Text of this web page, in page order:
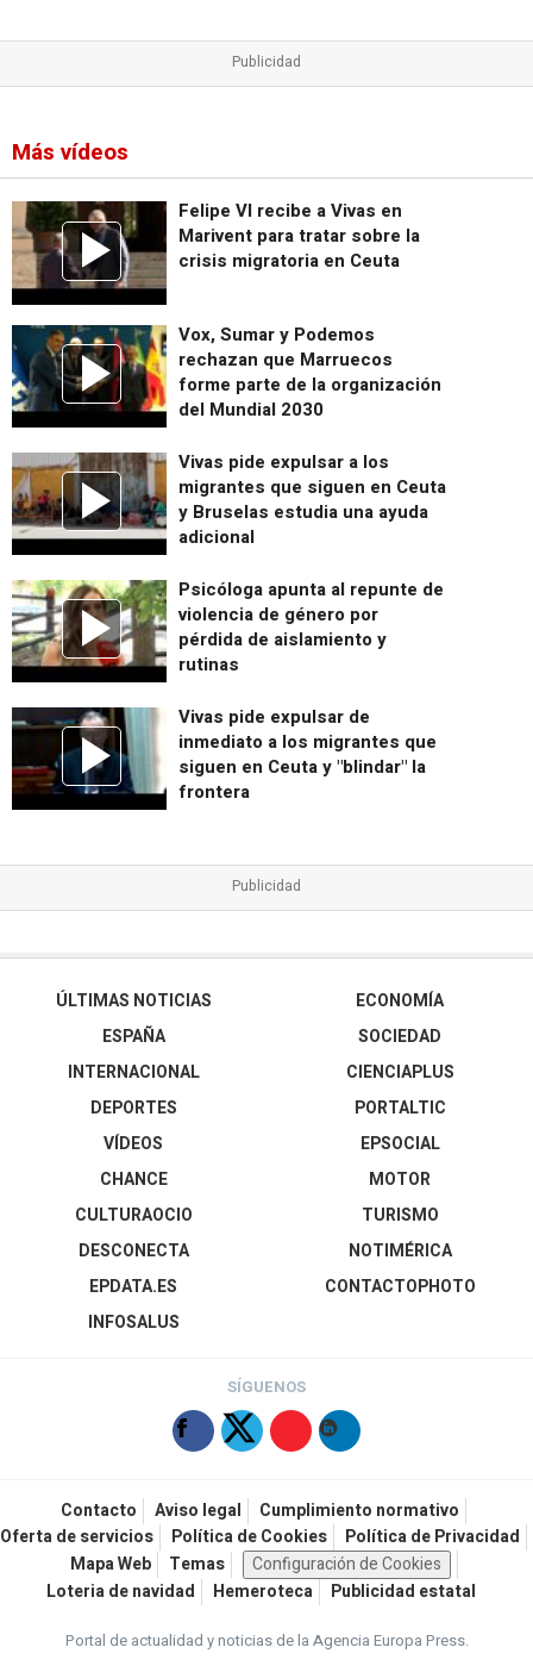
Más vídeos
Felipe VI recibe a Vivas en
Marivent para tratar sobre la
crisis migratoria en Ceuta
Vox, Sumar y Podemos
rechazan que Marruecos
forme parte de la organización
del Mundial 2030
Vivas pide expulsar a los
migrantes que siguen en Ceuta
y Bruselas estudia una ayuda
adicional
Psicóloga apunta al repunte de
violencia de género por
pérdida de aislamiento y
rutinas
Vivas pide expulsar de
inmediato a los migrantes que
siguen en Ceuta y "blindar" la
frontera
ÚLTIMAS NOTICIAS
ESPAÑA
INTERNACIONAL
DEPORTES
VÍDEOS
ECONOMÍA
SOCIEDAD
CIENCIAPLUS
PORTALTIC
EPSOCIAL
CHANCE
CULTURAOCIO
DESCONECTA
EPDATA.ES
INFOSALUS
MOTOR
TURISMO
NOTIMÉRICA
CONTACTOPHOTO
SÍGUENOS
Contacto Aviso legal
Cumplimiento normativo
Oferta de servicios
Política de Cookies
Política de Privacidad
Mapa Web
Temas
Configuración de Cookies
Loteria de navidad
Hemeroteca Publicidad estatal
Portal de actualidad y noticias de la Agencia Europa Press.